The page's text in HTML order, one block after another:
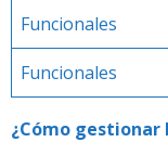
Funcionales
Funcionales
¿Cómo gestionar